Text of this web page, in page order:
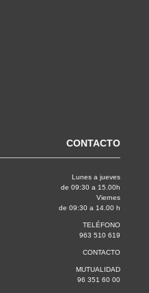
CONTACTO
Lunes a jueves
de 09:30 a 15.00h
Viernes
de 09:30 a 14.00 h
TELÉFONO
963 510 619
CONTACTO
MUTUALIDAD
96 351 60 00